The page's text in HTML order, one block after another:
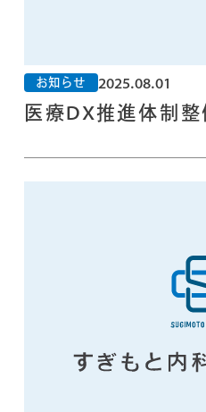
お知らせ 2025.08.01
医療DX推進体制